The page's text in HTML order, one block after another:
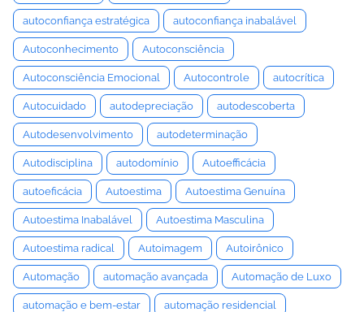
autoconfiança estratégica autoconfiança inabalável
Autoconhecimento Autoconsciência
Autoconsciência Emocional Autocontrole autocrítica
Autocuidado autodepreciação autodescoberta
Autodesenvolvimento autodeterminação
Autodisciplina autodomínio Autoefficácia
autoeficácia Autoestima Autoestima Genuína
Autoestima Inabalável Autoestima Masculina
Autoestima radical Autoimagem Autoirônico
Automação automação avançada Automação de Luxo
automação e bem-estar automação residencial